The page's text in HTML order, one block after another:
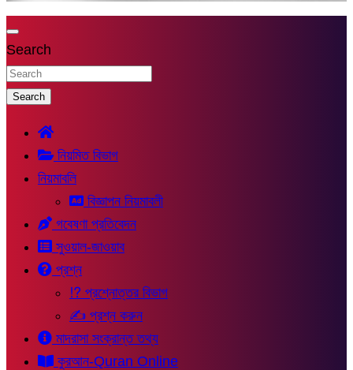
Search
Search
নিয়মিত বিভাগ
নিয়মাবলি
বিজ্ঞাপন নিয়মাবলী
গবেষণা প্রতিবেদন
সুওয়াল-জাওয়াব
প্রশ্ন
⁉ প্রশ্নোত্তর বিভাগ
✍ প্রশ্ন করুন
মাদরাসা সংক্রান্ত তথ্য
কুরআন-Quran Online